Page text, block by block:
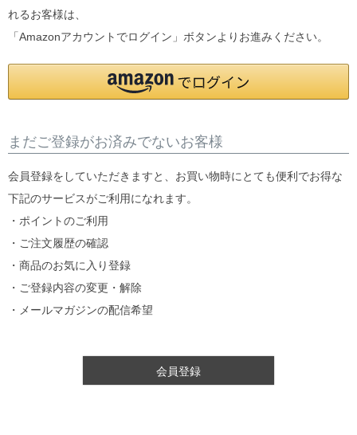
れるお客様は、
「Amazonアカウントでログイン」ボタンよりお進みください。
まだご登録がお済みでないお客様
会員登録をしていただきますと、お買い物時にとても便利でお得な
下記のサービスがご利用になれます。
・ポイントのご利用
・ご注文履歴の確認
・商品のお気に入り登録
・ご登録内容の変更・解除
・メールマガジンの配信希望
会員登録